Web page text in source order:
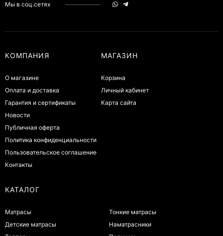
Мы в соц.сетях
КОМПАНИЯ
О магазине
Оплата и доставка
Гарантия и сертификаты
Новости
Публичная оферта
Политика конфиденциальности
Пользовательское соглашение
Контакты
МАГАЗИН
Корзина
Личный кабинет
Карта сайта
КАТАЛОГ
Матрасы
Детские матрасы
Тонкие матрасы
Наматрасники